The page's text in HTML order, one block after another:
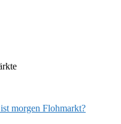
morgen Flohmarkt?